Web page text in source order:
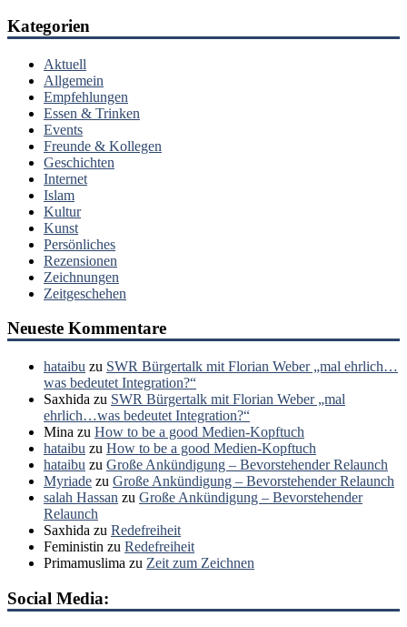
Kategorien
Aktuell
Allgemein
Empfehlungen
Essen & Trinken
Events
Freunde & Kollegen
Geschichten
Internet
Islam
Kultur
Kunst
Persönliches
Rezensionen
Zeichnungen
Zeitgeschehen
Neueste Kommentare
hataibu zu SWR Bürgertalk mit Florian Weber „mal ehrlich…
was bedeutet Integration?“
Saxhida zu SWR Bürgertalk mit Florian Weber „mal
ehrlich…was bedeutet Integration?“
Mina zu How to be a good Medien-Kopftuch
hataibu zu How to be a good Medien-Kopftuch
hataibu zu Große Ankündigung – Bevorstehender Relaunch
Myriade zu Große Ankündigung – Bevorstehender Relaunch
salah Hassan zu Große Ankündigung – Bevorstehender
Relaunch
Saxhida zu Redefreiheit
Feministin zu Redefreiheit
Primamuslima zu Zeit zum Zeichnen
Social Media: